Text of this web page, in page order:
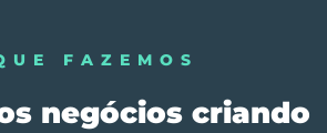
FAZEMOS
negócios criando